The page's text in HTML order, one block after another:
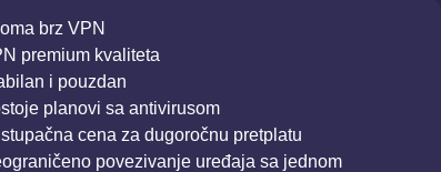
brz VPN
premium kvaliteta
i pouzdan
planovi sa antivirusom
cena za dugoročnu pretplatu
povezivanje uređaja sa jednom